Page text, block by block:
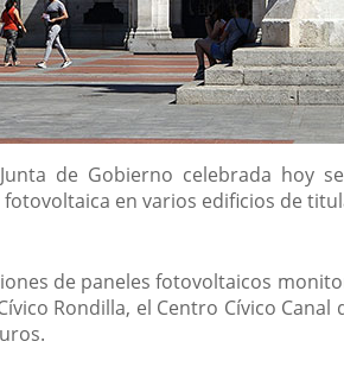
de Gobierno celebrada hoy
en varios edificios de
de paneles fotovoltaicos
Rondilla, el Centro Cívico